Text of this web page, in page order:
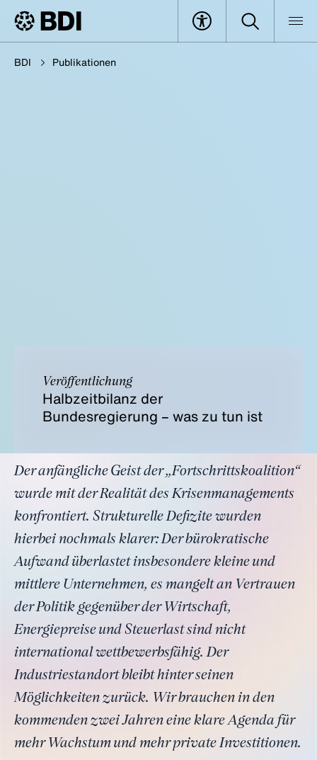
BDI Publikationen
Veröffentlichung
Halbzeitbilanz der
Bundesregierung – was zu tun ist
Der anfängliche Geist der „Fortschrittskoalition“
wurde mit der Realität des Krisenmanagements
konfrontiert. Strukturelle Defizite wurden
hierbei nochmals klarer: Der bürokratische
Aufwand überlastet insbesondere kleine und
mittlere Unternehmen, es mangelt an Vertrauen
der Politik gegenüber der Wirtschaft,
Energiepreise und Steuerlast sind nicht
international wettbewerbsfähig. Der
Industriestandort bleibt hinter seinen
Möglichkeiten zurück. Wir brauchen in den
kommenden zwei Jahren eine klare Agenda für
mehr Wachstum und mehr private Investitionen.